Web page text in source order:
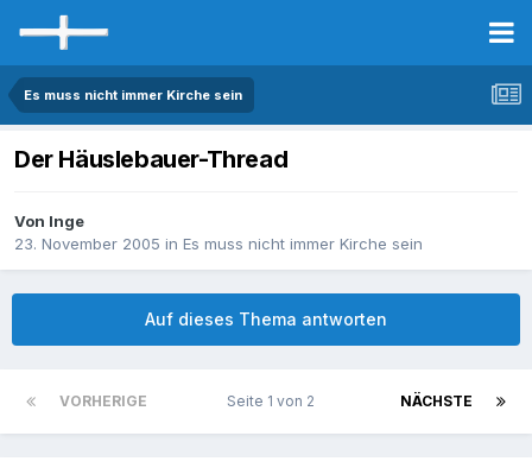
Es muss nicht immer Kirche sein
Der Häuslebauer-Thread
Von Inge
23. November 2005 in Es muss nicht immer Kirche sein
Auf dieses Thema antworten
VORHERIGE NÄCHSTE
Seite 1 von 2